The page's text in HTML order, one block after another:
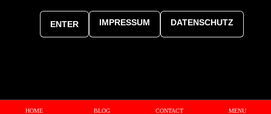
ENTER IMPRESSUM DATENSCHUTZ
HOME BLOG CONTACT MENU